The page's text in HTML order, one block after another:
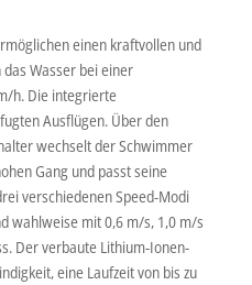
einen kraftvollen und
Wasser bei einer
h. Die integrierte
Ausflügen. Über den
wechselt der Schwimmer
Gang und passt seine
verschiedenen Speed-Modi
wahlweise mit 0,6 m/s, 1,0 m/s
Der verbaute Lithium-Ionen-
eine Laufzeit von bis zu